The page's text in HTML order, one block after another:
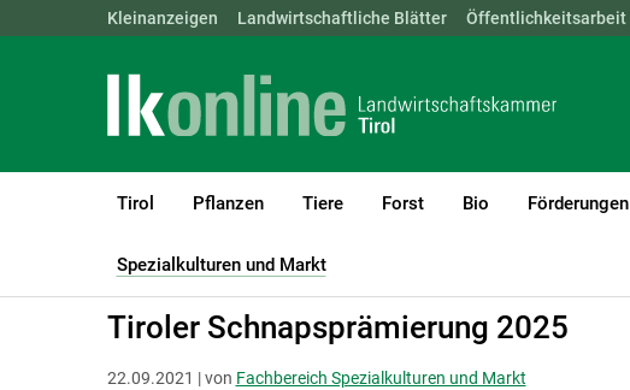
Landwirtschaftskammern: ÖSTERREICH BGLD KTN NÖ OÖ
Kleinanzeigen Landwirtschaftliche Blätter Öffentlichkeitsarbeit
Tirol Pflanzen Tiere Forst Bio Förderungen
Spezialkulturen und Markt
(current)1
LK Tirol Spezialkulturen und Markt
Tiroler Schnapsprämierung 2025
22.09.2021 | von Fachbereich Spezialkulturen und Markt